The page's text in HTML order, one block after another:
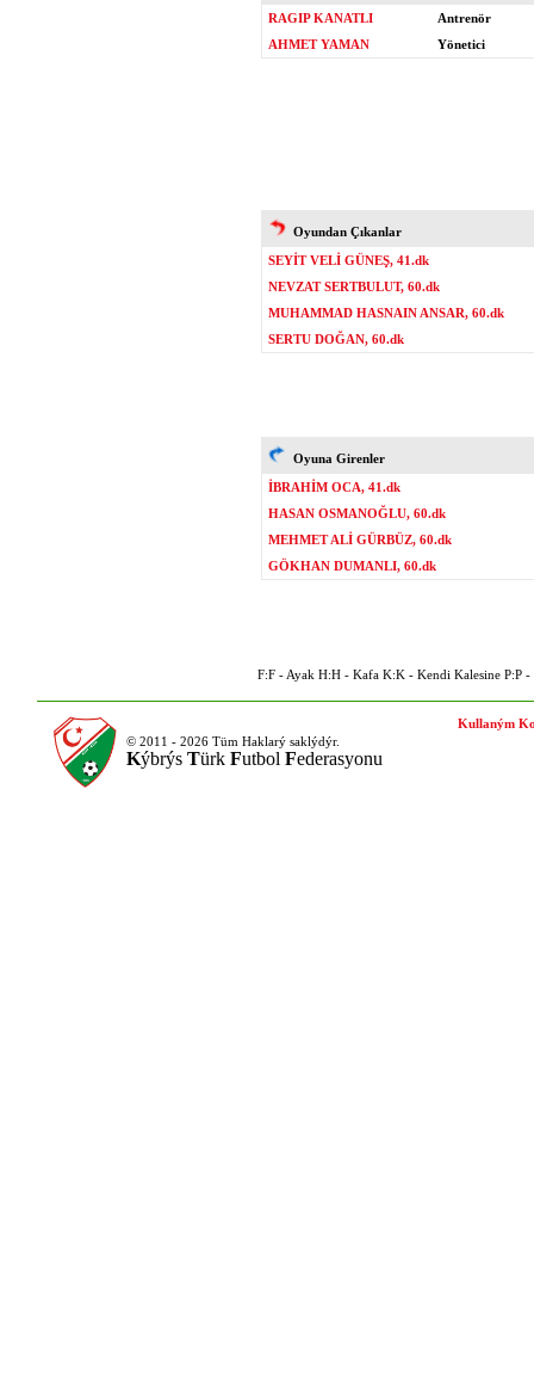
RAGIP KANATLI
Antrenör
AHMET YAMAN
Yönetici
Oyundan Çıkanlar
SEYİT VELİ GÜNEŞ, 41.dk
NEVZAT SERTBULUT, 60.dk
MUHAMMAD HASNAIN ANSAR, 60.dk
SERTU DOĞAN, 60.dk
Oyuna Girenler
İBRAHİM OCA, 41.dk
HASAN OSMANOĞLU, 60.dk
MEHMET ALİ GÜRBÜZ, 60.dk
GÖKHAN DUMANLI, 60.dk
F:F - Ayak H:H - Kafa K:K - Kendi Kalesine P:P -
© 2011 - 2026 Tüm Haklarý saklýdýr.
Kýbrýs Türk Futbol Federasyonu
Kullaným